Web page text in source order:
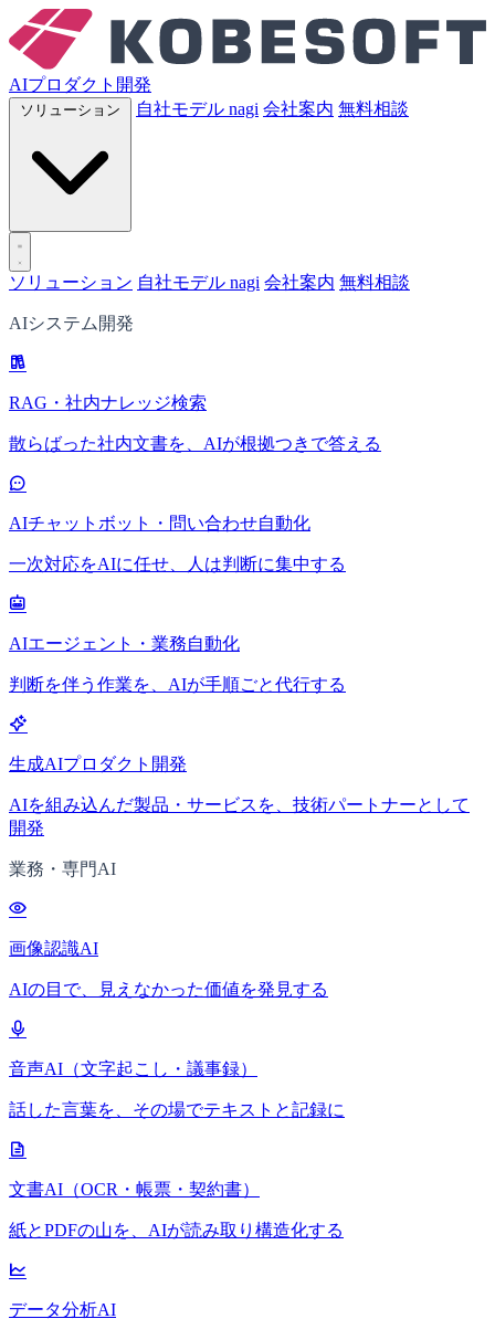
AIプロダクト開発
自社モデル nagi 会社案内 無料相談
ソリューション 自社モデル nagi 会社案内 無料相談
AIシステム開発
RAG・社内ナレッジ検索
散らばった社内文書を、AIが根拠つきで答える
AIチャットボット・問い合わせ自動化
一次対応をAIに任せ、人は判断に集中する
AIエージェント・業務自動化
判断を伴う作業を、AIが手順ごと代行する
生成AIプロダクト開発
AIを組み込んだ製品・サービスを、技術パートナーとして
開発
業務・専門AI
画像認識AI
AIの目で、見えなかった価値を発見する
音声AI（文字起こし・議事録）
話した言葉を、その場でテキストと記録に
文書AI（OCR・帳票・契約書）
紙とPDFの山を、AIが読み取り構造化する
データ分析AI